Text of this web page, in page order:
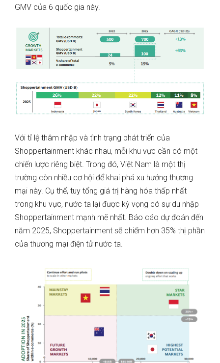
GMV của 6 quốc gia này.
Với tỉ lệ thâm nhập và tình trạng phát triển của
Shoppertainment khác nhau, mỗi khu vực cần có một
chiến lược riêng biệt. Trong đó, Việt Nam là một thị
trường còn nhiều cơ hội để khai phá xu hướng thương
mại này. Cụ thể, tuy tổng giá trị hàng hóa thấp nhất
trong khu vực, nước ta lại được kỳ vọng có sự du nhập
Shoppertainment mạnh mẽ nhất. Báo cáo dự đoán đến
năm 2025, Shoppertainment sẽ chiếm hơn 35% thị phần
của thương mại điện tử nước ta.